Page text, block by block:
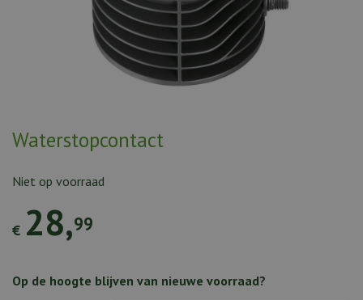
Waterstopcontact
€ 28,99
Niet op voorraad
Op de hoogte blijven van nieuwe voorraad?